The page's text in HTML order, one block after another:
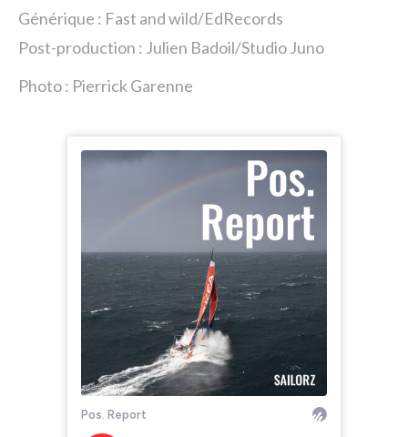
Générique : Fast and wild/EdRecords
Post-production : Julien Badoil/Studio Juno
Photo : Pierrick Garenne